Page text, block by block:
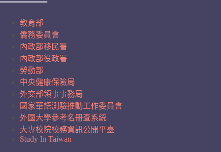
教育部
僑務委員會
內政部移民署
內政部役政署
勞動部
中央健康保險局
外交部領事事務局
國家華語測驗推動工作委員會
外國大學參考名冊查系統
大專校院校務資訊公開平臺
Study In Taiwan